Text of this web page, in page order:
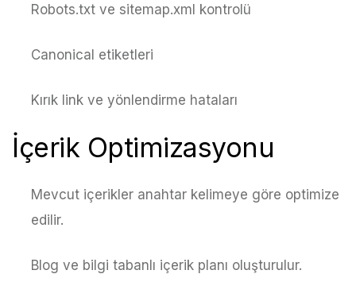
Robots.txt ve sitemap.xml kontrolü
Canonical etiketleri
Kırık link ve yönlendirme hataları
İçerik Optimizasyonu
Mevcut içerikler anahtar kelimeye göre optimize
edilir.
Blog ve bilgi tabanlı içerik planı oluşturulur.